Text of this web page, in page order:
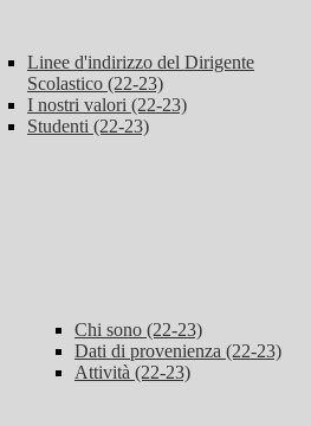
Linee d'indirizzo del Dirigente
Scolastico (22-23)
I nostri valori (22-23)
Studenti (22-23)
Chi sono (22-23)
Dati di provenienza (22-23)
Attività (22-23)